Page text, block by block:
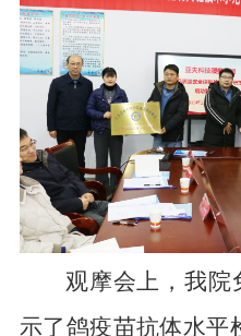
观摩会上，我院
示了鸽疫苗抗体水平